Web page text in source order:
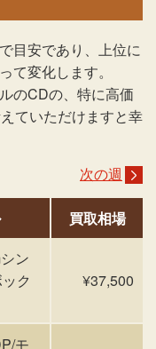
目安であり、上位に
て変化します。
のCDの、特に高価
ていただけますと幸
次の週
買取相場
ン
ク
¥37,500
モ